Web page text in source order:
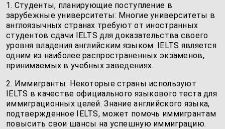
1. Студенты, планирующие поступление в
зарубежные университеты: Многие университеты в
англоязычных странах требуют от иностранных
студентов сдачи IELTS для доказательства своего
уровня владения английским языком. IELTS является
одним из наиболее распространенных экзаменов,
принимаемых в учебных заведениях.
2. Иммигранты: Некоторые страны используют
IELTS в качестве официального языкового теста для
иммиграционных целей. Знание английского языка,
подтвержденное IELTS, может помочь иммигрантам
повысить свои шансы на успешную иммиграцию.